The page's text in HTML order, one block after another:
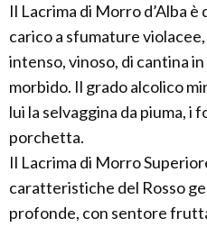
Il Lacrima di Morro d’Alba
carico a sfumature
intenso, vinoso, di cantina
morbido. Il grado alcolico
lui la selvaggina da piuma, i
porchetta.
Il Lacrima di Morro
caratteristiche del Rosso
profonde, con sentore